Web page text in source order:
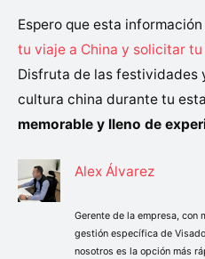
Espero que esta
tu viaje a China y solicitar
Disfruta de las festividades
cultura china durante tu
memorable y lleno de
Alex Álvarez
Gerente de la empresa, con
gestión específica de
nosotros es la opción más